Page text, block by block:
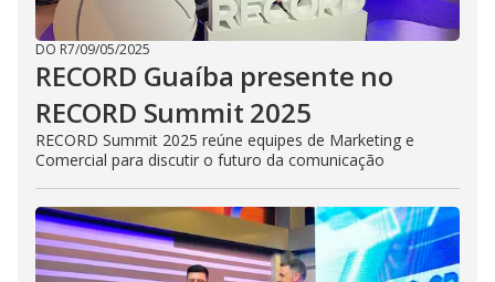
DO R7/09/05/2025
RECORD Guaíba presente no
RECORD Summit 2025
RECORD Summit 2025 reúne equipes de Marketing e
Comercial para discutir o futuro da comunicação